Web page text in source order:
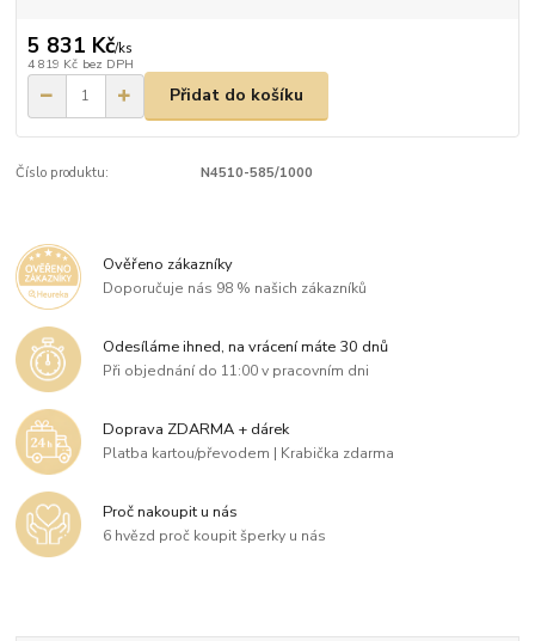
5 831 Kč/ks
4 819 Kč bez DPH
Přidat do košíku
Číslo produktu: N4510-585/1000
Ověřeno zákazníky
Doporučuje nás 98 % našich zákazníků
Odesíláme ihned, na vrácení máte 30 dnů
Při objednání do 11:00 v pracovním dni
Doprava ZDARMA + dárek
Platba kartou/převodem | Krabička zdarma
Proč nakoupit u nás
6 hvězd proč koupit šperky u nás